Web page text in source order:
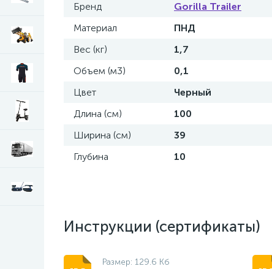
Бренд
Gorilla Trailer
Материал
ПНД
Вес (кг)
1,7
Объем (м3)
0,1
Цвет
Черный
Длина (см)
100
Ширина (см)
39
Глубина
10
Инструкции (сертификаты)
Размер: 129.6 Кб